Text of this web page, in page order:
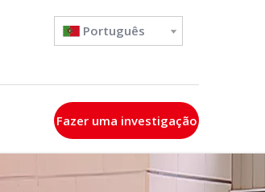
Português
Fazer uma investigação